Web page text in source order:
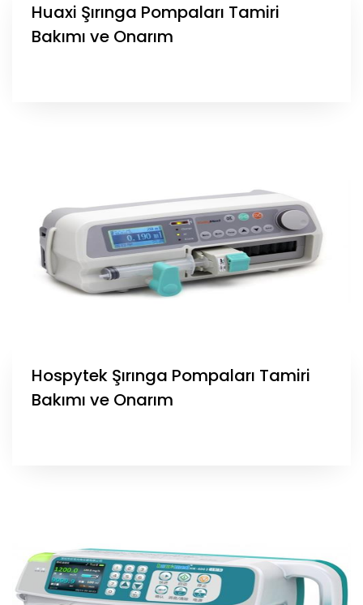
Huaxi Şırınga Pompaları Tamiri
Bakımı ve Onarım
Hospytek Şırınga Pompaları Tamiri
Bakımı ve Onarım